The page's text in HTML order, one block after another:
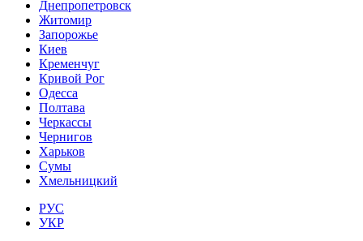
Днепропетровск
Житомир
Запорожье
Киев
Кременчуг
Кривой Рог
Одесса
Полтава
Черкассы
Чернигов
Харьков
Сумы
Хмельницкий
РУС
УКР